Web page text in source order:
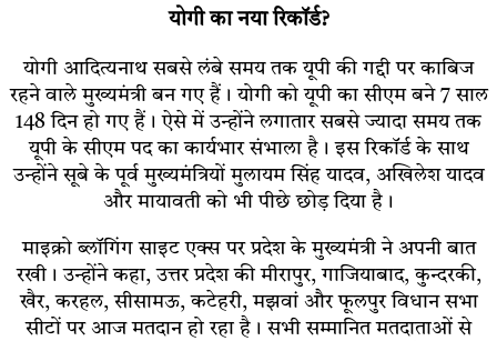
योगी का नया रिकॉर्ड?
योगी आदित्यनाथ सबसे लंबे समय तक यूपी की गद्दी पर काबिज
रहने वाले मुख्यमंत्री बन गए हैं। योगी को यूपी का सीएम बने 7 साल
148 दिन हो गए हैं। ऐसे में उन्होंने लगातार सबसे ज्यादा समय तक
यूपी के सीएम पद का कार्यभार संभाला है। इस रिकॉर्ड के साथ
उन्होंने सूबे के पूर्व मुख्यमंत्रियों मुलायम सिंह यादव, अखिलेश यादव
और मायावती को भी पीछे छोड़ दिया है।
माइक्रो ब्लॉगिंग साइट एक्स पर प्रदेश के मुख्यमंत्री ने अपनी बात
रखी। उन्होंने कहा, उत्तर प्रदेश की मीरापुर, गाजियाबाद, कुन्दरकी,
खैर, करहल, सीसामऊ, कटेहरी, मझवां और फूलपुर विधान सभा
सीटों पर आज मतदान हो रहा है। सभी सम्मानित मतदाताओं से